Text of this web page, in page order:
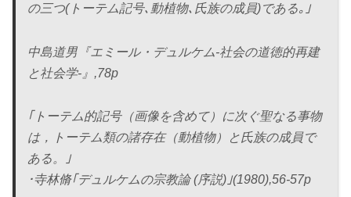
の三つ(トーテム記号､動植物､氏族の成員)である｡｣
中島道男『エミール・デュルケム-社会の道徳的再建
と社会学-』,78p
｢トーテム的記号（画像を含めて）に次ぐ聖なる事物
は，トーテム類の諸存在（動植物）と氏族の成員で
ある。｣
･寺林脩｢デュルケムの宗教論 (序説)｣(1980),56-57p